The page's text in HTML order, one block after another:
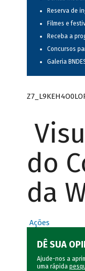
Reserva de
Filmes e
Receba a
Concursos
Galeria
do
da
Ações
DÊ SUA
Ajude-nos a
uma rápida